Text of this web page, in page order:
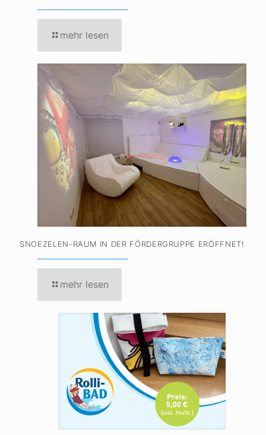
mehr lesen
SNOEZELEN-RAUM IN DER FÖRDERGRUPPE ERÖFFNET!
mehr lesen